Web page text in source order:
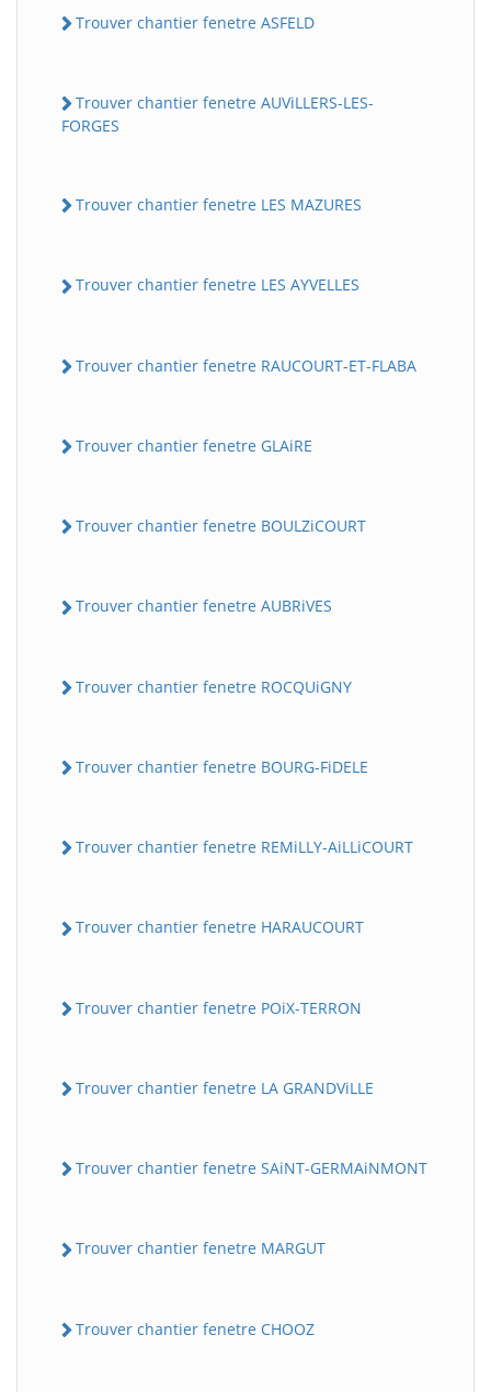
Trouver chantier fenetre ASFELD
Trouver chantier fenetre AUViLLERS-LES-
FORGES
Trouver chantier fenetre LES MAZURES
Trouver chantier fenetre LES AYVELLES
Trouver chantier fenetre RAUCOURT-ET-FLABA
Trouver chantier fenetre GLAiRE
Trouver chantier fenetre BOULZiCOURT
Trouver chantier fenetre AUBRiVES
Trouver chantier fenetre ROCQUiGNY
Trouver chantier fenetre BOURG-FiDELE
Trouver chantier fenetre REMiLLY-AiLLiCOURT
Trouver chantier fenetre HARAUCOURT
Trouver chantier fenetre POiX-TERRON
Trouver chantier fenetre LA GRANDViLLE
Trouver chantier fenetre SAiNT-GERMAiNMONT
Trouver chantier fenetre MARGUT
Trouver chantier fenetre CHOOZ